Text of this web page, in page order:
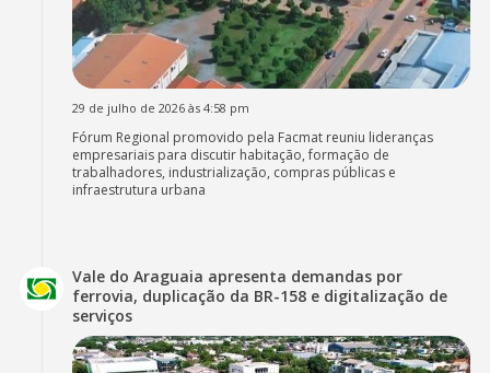
29 de julho de 2026 às 4:58 pm
Fórum Regional promovido pela Facmat reuniu lideranças
empresariais para discutir habitação, formação de
trabalhadores, industrialização, compras públicas e
infraestrutura urbana
Vale do Araguaia apresenta demandas por
ferrovia, duplicação da BR-158 e digitalização de
serviços